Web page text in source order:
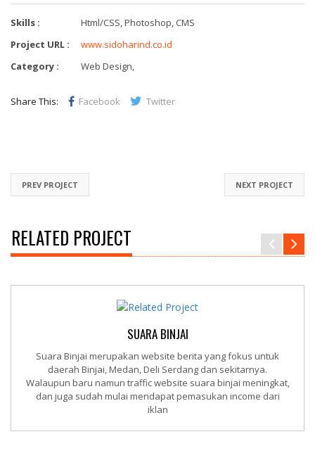
Skills :
Html/CSS, Photoshop, CMS
Project URL :
www.sidoharind.co.id
Category :
Web Design,
Share This: Facebook Twitter
NEXT PROJECT
PREV PROJECT
RELATED PROJECT
SUARA BINJAI
Suara Binjai merupakan website berita yang fokus untuk
daerah Binjai, Medan, Deli Serdang dan sekitarnya.
Walaupun baru namun traffic website suara binjai meningkat,
dan juga sudah mulai mendapat pemasukan income dari
iklan